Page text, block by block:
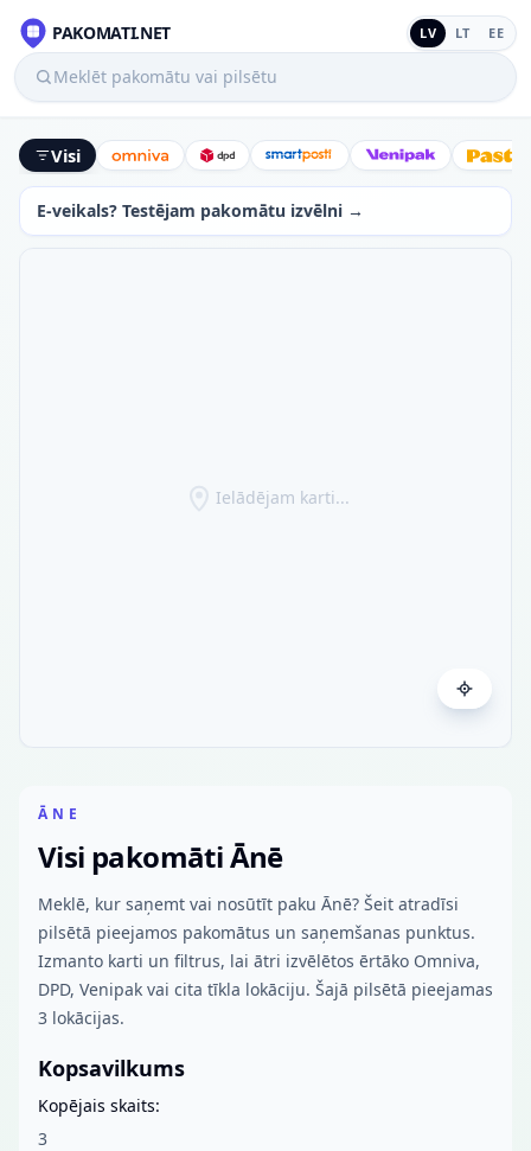
PAKOMATI.NET LV LT EE
Meklēt pakomātu vai pilsētu
Visi Omniva DPD SmartPostiVenipak
E-veikals? Testējam pakomātu izvēlni →
Ielādējam karti...
ĀNE
Visi pakomāti Ānē
Meklē, kur saņemt vai nosūtīt paku Ānē? Šeit atradīsi
pilsētā pieejamos pakomātus un saņemšanas punktus.
Izmanto karti un filtrus, lai ātri izvēlētos ērtāko Omniva,
DPD, Venipak vai cita tīkla lokāciju. Šajā pilsētā pieejamas
3 lokācijas.
Kopsavilkums
Kopējais skaits:
3